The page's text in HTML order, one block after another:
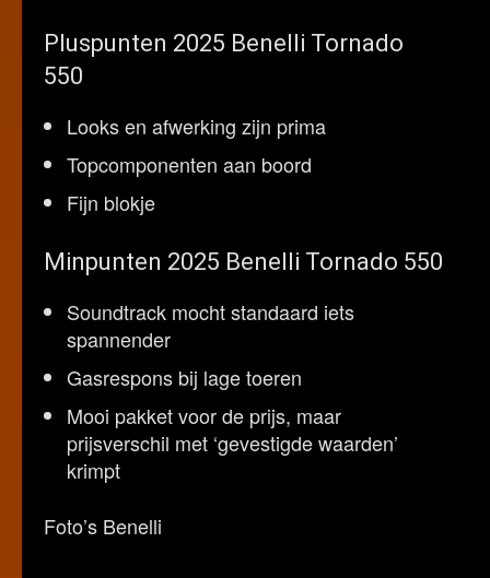
Pluspunten 2025 Benelli Tornado
550
Looks en afwerking zijn prima
Topcomponenten aan boord
Fijn blokje
Minpunten 2025 Benelli Tornado 550
Soundtrack mocht standaard iets
spannender
Gasrespons bij lage toeren
Mooi pakket voor de prijs, maar
prijsverschil met ‘gevestigde waarden’
krimpt
Foto’s Benelli